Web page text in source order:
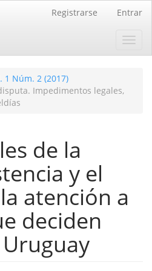
Registrarse Entrar
1 Núm. 2 (2017)
Impedimentos legales,
de la
y el
atención a
deciden